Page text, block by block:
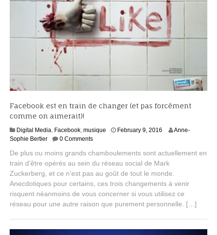
Facebook est en train de changer (et pas forcément
comme on aimerait)!
Digital Media, Facebook, musique February 9, 2016
c
h
3
,
2
1
Anne-
Sophie Bertier
0 Comments
De plus ou moins grands chamboulements sont actuellement en
train d’être opérés au sein du réseau social de Mark
Zuckerberg, et ce n’est pas au goût de tout le monde.
Anecdotiques pour certains, ces trois changements à venir
risquent néanmoins de vous concerner si vous utilisez ce
réseau pour une autre raison que purement personnelle. […]